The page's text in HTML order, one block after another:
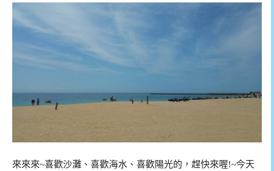
來來來~喜歡沙灘、喜歡海水、喜歡陽光的，趕快來喔!~今天